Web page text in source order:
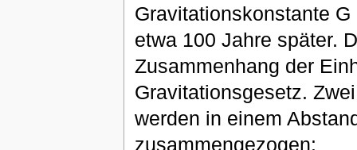
Gravitationskonstante
etwa 100 Jahre später.
Zusammenhang der
Gravitationsgesetz.
werden in einem
zusammengezogen: